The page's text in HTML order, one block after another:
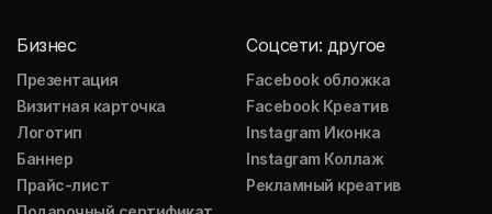
Бизнес
Презентация
Визитная карточка
Логотип
Баннер
Прайс-лист
Соцсети: другое
Facebook обложка
Facebook Креатив
Instagram Иконка
Instagram Коллаж
Рекламный креатив